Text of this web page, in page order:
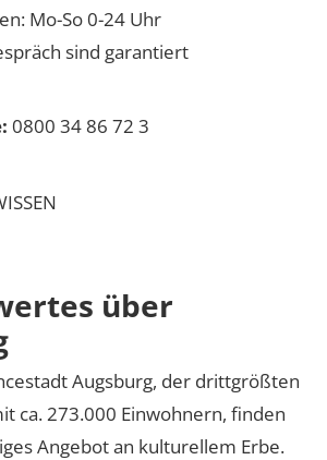
Mo-So 0-24 Uhr
sind garantiert
0800 34 86 72 3
über
Augsburg, der drittgrößten
ca. 273.000 Einwohnern, finden
Angebot an kulturellem Erbe.